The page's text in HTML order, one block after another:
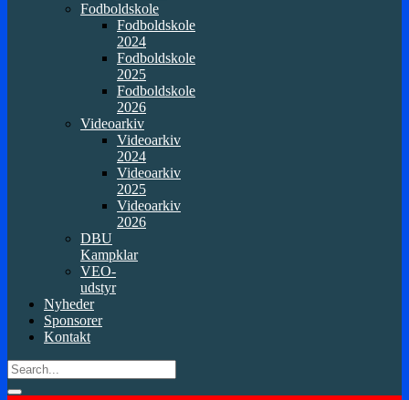
Fodboldskole
Fodboldskole
2024
Fodboldskole
2025
Fodboldskole
2026
Videoarkiv
Videoarkiv
2024
Videoarkiv
2025
Videoarkiv
2026
DBU
Kampklar
VEO-
udstyr
Nyheder
Sponsorer
Kontakt